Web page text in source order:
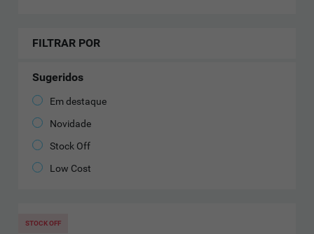
FILTRAR POR
Sugeridos
Em destaque
Novidade
Stock Off
Low Cost
STOCK OFF